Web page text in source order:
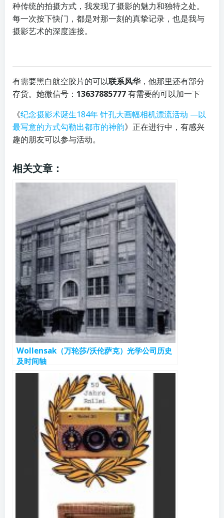
种传统的拍摄方式，我发现了摄影的魅力和独特之处。
每一次按下快门，都是对那一刻的真挚记录，也是我与
摄影艺术的深度连接。
有需要黑白航空胶片的可以联系风华，他那里还有部分
存货。她微信号： 13637885777有需要的可以加一下
《纪念摄影术诞生184年 针孔大画幅相机漂流活动 —以
最写意的方式勾勒出都市的神韵》正在进行中，有感兴
趣的朋友可以参与活动。
相关文章：
Wollensak（万轮莎/沃伦萨克）光学公司历史
及时间轴